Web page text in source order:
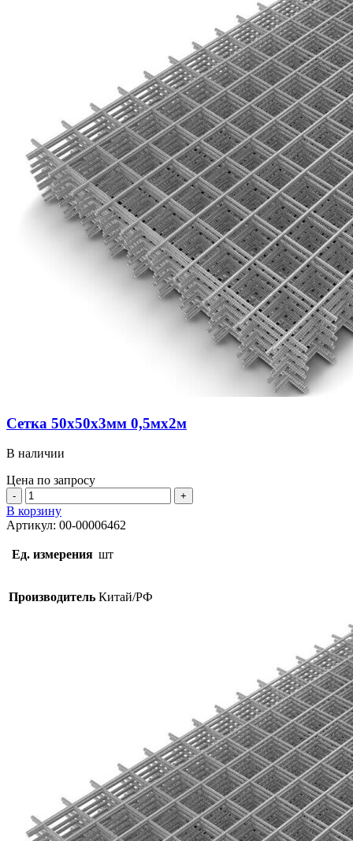
Сетка 50х50х3мм 0,5мх2м
В наличии
Цена по запросу
Количество
товара
Сетка
50х50х3мм
0,5мх2м
В корзину
Артикул: 00-00006462
Ед. измерения шт
Производитель Китай/РФ